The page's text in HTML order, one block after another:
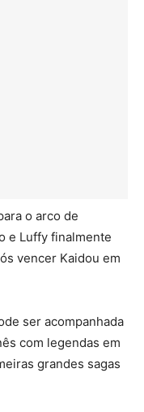
o arco de
e Luffy finalmente
vencer Kaidou em
ser acompanhada
com legendas em
grandes sagas